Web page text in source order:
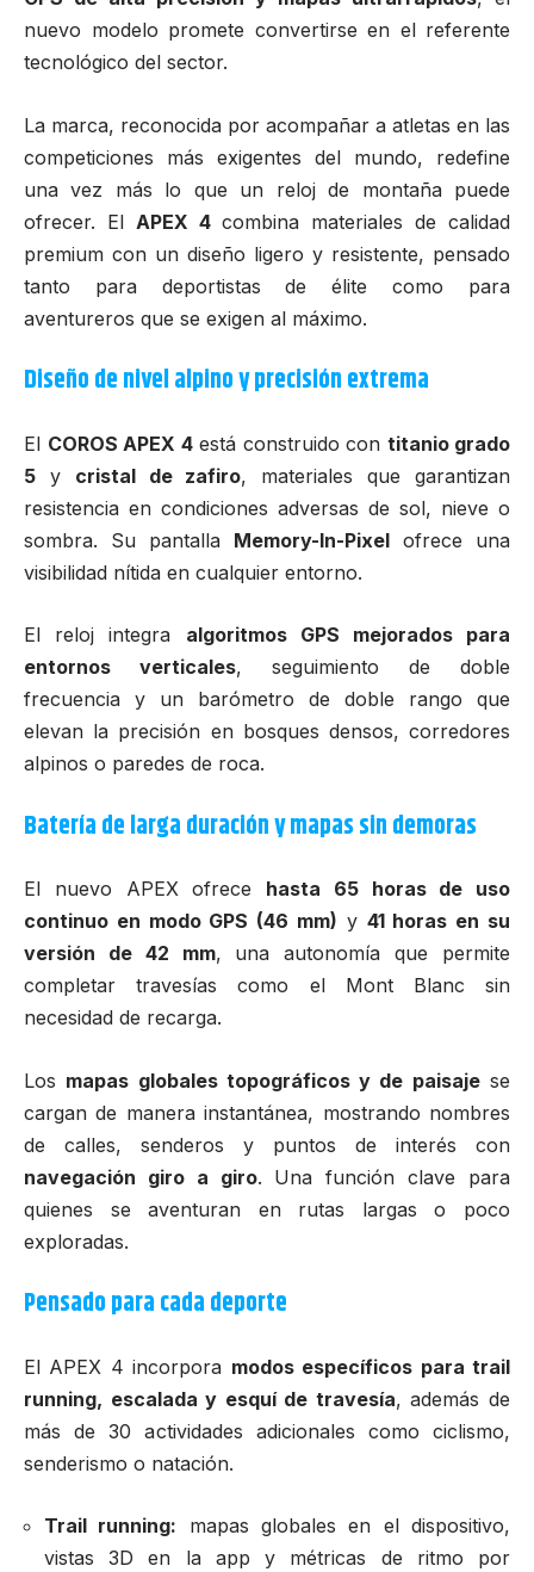
nuevo modelo promete convertirse en el referente
tecnológico del sector.
La marca, reconocida por acompañar a atletas en las
competiciones más exigentes del mundo, redefine
una vez más lo que un reloj de montaña puede
ofrecer. El APEX 4combina materiales de calidad
premium con un diseño ligero y resistente, pensado
tanto para deportistas de élite como para
aventureros que se exigen al máximo.
Diseño de nivel alpino y precisión extrema
El COROS APEX 4está construido con titanio grado
5 y cristal de zafiro, materiales que garantizan
resistencia en condiciones adversas de sol, nieve o
sombra. Su pantalla Memory-In-Pixel ofrece una
visibilidad nítida en cualquier entorno.
El reloj integra algoritmos GPS mejorados para
entornos verticales, seguimiento de doble
frecuencia y un barómetro de doble rango que
elevan la precisión en bosques densos, corredores
alpinos o paredes de roca.
Batería de larga duración y mapas sin demoras
El nuevo APEX ofrece hasta 65 horas de uso
continuo en modo GPS (46 mm) y 41 horas en su
versión de 42 mm, una autonomía que permite
completar travesías como el Mont Blanc sin
necesidad de recarga.
Los mapas globales topográficos y de paisajese
cargan de manera instantánea, mostrando nombres
de calles, senderos y puntos de interés con
navegación giro a giro. Una función clave para
quienes se aventuran en rutas largas o poco
exploradas.
Pensado para cada deporte
El APEX 4 incorpora modos específicos para trail
running, escalada y esquí de travesía, además de
más de 30 actividades adicionales como ciclismo,
senderismo o natación.
Trail running: mapas globales en el dispositivo,
vistas 3D en la app y métricas de ritmo por